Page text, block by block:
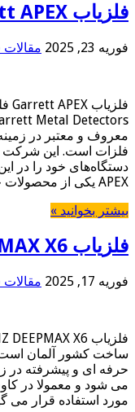
فلزیاب Garrett APEX
فوریه 23, 2025 مقالات
معروف و معتبر در
فلزات است. این شرکت
APEX یکی از محصولات جدید …
بیشتر بخوانید »
فلزیاب LORENZ DEEPMAX X6
فوریه 17, 2025 مقالات
ساخت کشور آلمان
حرفه ای و پیشرفته در
می شود و معمولا در